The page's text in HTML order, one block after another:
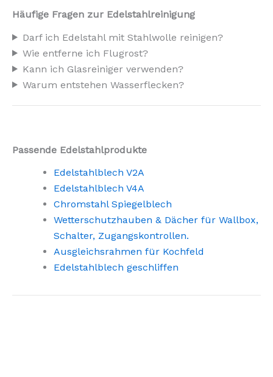
Häufige Fragen zur Edelstahlreinigung
Darf ich Edelstahl mit Stahlwolle reinigen?
Wie entferne ich Flugrost?
Kann ich Glasreiniger verwenden?
Warum entstehen Wasserflecken?
Passende Edelstahlprodukte
Edelstahlblech V2A
Edelstahlblech V4A
Chromstahl Spiegelblech
Wetterschutzhauben & Dächer für Wallbox,
Schalter, Zugangskontrollen.
Ausgleichsrahmen für Kochfeld
Edelstahlblech geschliffen